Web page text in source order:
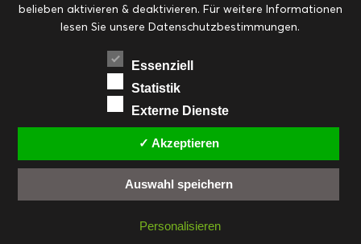
Eingemachtes Ohne Kategorie Ostern Resteküche
RezepteSaisonalSliderStartseite
Suppen, Salate & Vorspeisen
Vorspeisen, Salate & Suppen
Weihnachten Workshops & Events
FACEBOOK PINTEREST
EMAIL
INSTAGRAM
belieben aktivieren & deaktivieren. Für weitere Informationen
lesen Sie unsere Datenschutzbestimmungen.
Essenziell
Statistik
Externe Dienste
✓ Akzeptieren
Auswahl speichern
Personalisieren